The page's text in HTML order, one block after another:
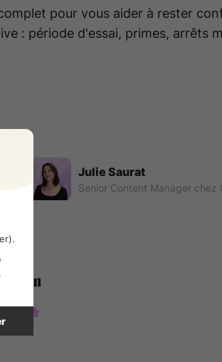
pour vous aider à rester
: période d'essai, primes, arrêts
Julie Saurat
Senior Content Manager chez